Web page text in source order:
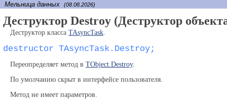
Мельница данных (08.08.2026)
Деструктор Destroy (Деструктор
Деструктор класса TAsyncTask.
destructor TAsyncTask.Destroy;
Переопределяет метод в TObject.Destroy.
По умолчанию скрыт в интерфейсе пользователя.
Метод не имеет параметров.